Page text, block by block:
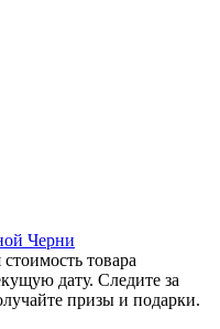
товара
дату. Следите за
призы и подарки.